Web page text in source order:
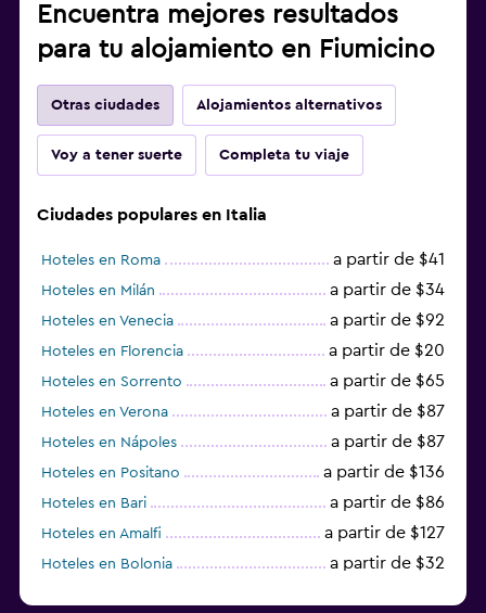
Encuentra mejores resultados
para tu alojamiento en Fiumicino
Otras ciudades Alojamientos alternativos
Voy a tener suerte Completa tu viaje
Ciudades populares en Italia
Hoteles en Roma a partir de $41
Hoteles en Milán a partir de $34
Hoteles en Venecia a partir de $92
Hoteles en Florencia a partir de $20
Hoteles en Sorrento a partir de $65
Hoteles en Verona a partir de $87
Hoteles en Nápoles a partir de $87
Hoteles en Positano a partir de $136
Hoteles en Bari a partir de $86
Hoteles en Amalfi a partir de $127
Hoteles en Bolonia a partir de $32